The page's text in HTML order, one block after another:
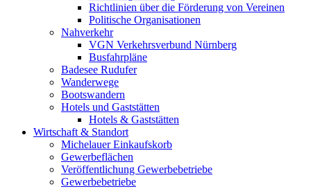
Richtlinien über die Förderung von Vereinen
Politische Organisationen
Nahverkehr
VGN Verkehrsverbund Nürnberg
Busfahrpläne
Badesee Rudufer
Wanderwege
Bootswandern
Hotels und Gaststätten
Hotels & Gaststätten
Wirtschaft & Standort
Michelauer Einkaufskorb
Gewerbeflächen
Veröffentlichung Gewerbebetriebe
Gewerbebetriebe